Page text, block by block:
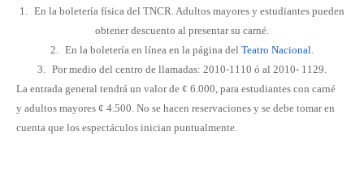
1. En la boletería física del TNCR. Adultos mayores y estudiantes pueden
obtener descuento al presentar su carné.
2. En la boletería en línea en la página del Teatro Nacional.
3. Por medio del centro de llamadas: 2010-1110 ó al 2010- 1129.
La entrada general tendrá un valor de ¢ 6.000, para estudiantes con carné
y adultos mayores ¢ 4.500. No se hacen reservaciones y se debe tomar en
cuenta que los espectáculos inician puntualmente.